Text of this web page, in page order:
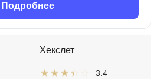
Подробнее
Хекслет
3.4